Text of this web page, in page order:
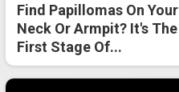
Find Papillomas On Your
Neck Or Armpit? It's The
First Stage Of...